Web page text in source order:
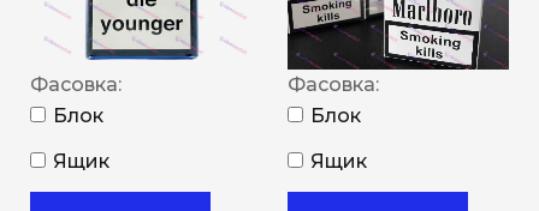
Фасовка:
Блок
Ящик
Фасовка:
Блок
Ящик